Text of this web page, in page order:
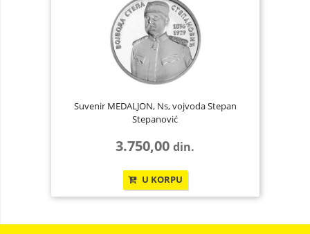
Suvenir MEDALJON, Ns, vojvoda Stepan
Stepanović
3.750,00din.
U KORPU